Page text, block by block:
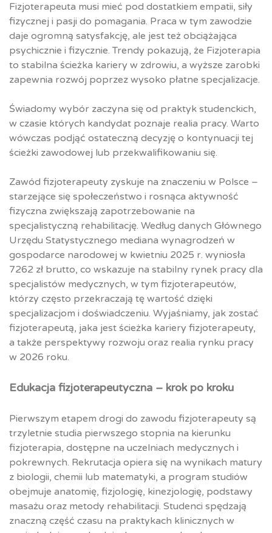
Fizjoterapeuta musi mieć pod dostatkiem empatii, siły
fizycznej i pasji do pomagania. Praca w tym zawodzie
daje ogromną satysfakcję, ale jest też obciążająca
psychicznie i fizycznie. Trendy pokazują, że Fizjoterapia
to stabilna ścieżka kariery w zdrowiu, a wyższe zarobki
zapewnia rozwój poprzez wysoko płatne specjalizacje.
Świadomy wybór zaczyna się od praktyk studenckich,
w czasie których kandydat poznaje realia pracy. Warto
wówczas podjąć ostateczną decyzję o kontynuacji tej
ścieżki zawodowej lub przekwalifikowaniu się.
Zawód fizjoterapeuty zyskuje na znaczeniu w Polsce –
starzejące się społeczeństwo i rosnąca aktywność
fizyczna zwiększają zapotrzebowanie na
specjalistyczną rehabilitację. Według danych Głównego
Urzędu Statystycznego mediana wynagrodzeń w
gospodarce narodowej w kwietniu 2025 r. wyniosła
7262 zł brutto, co wskazuje na stabilny rynek pracy dla
specjalistów medycznych, w tym fizjoterapeutów,
którzy często przekraczają tę wartość dzięki
specjalizacjom i doświadczeniu. Wyjaśniamy, jak zostać
fizjoterapeutą, jaka jest ścieżka kariery fizjoterapeuty,
a także perspektywy rozwoju oraz realia rynku pracy
w 2026 roku.​
Edukacja fizjoterapeutyczna – krok po kroku
Pierwszym etapem drogi do zawodu fizjoterapeuty są
trzyletnie studia pierwszego stopnia na kierunku
fizjoterapia, dostępne na uczelniach medycznych i
pokrewnych. Rekrutacja opiera się na wynikach matury
z biologii, chemii lub matematyki, a program studiów
obejmuje anatomię, fizjologię, kinezjologię, podstawy
masażu oraz metody rehabilitacji. Studenci spędzają
znaczną część czasu na praktykach klinicznych w